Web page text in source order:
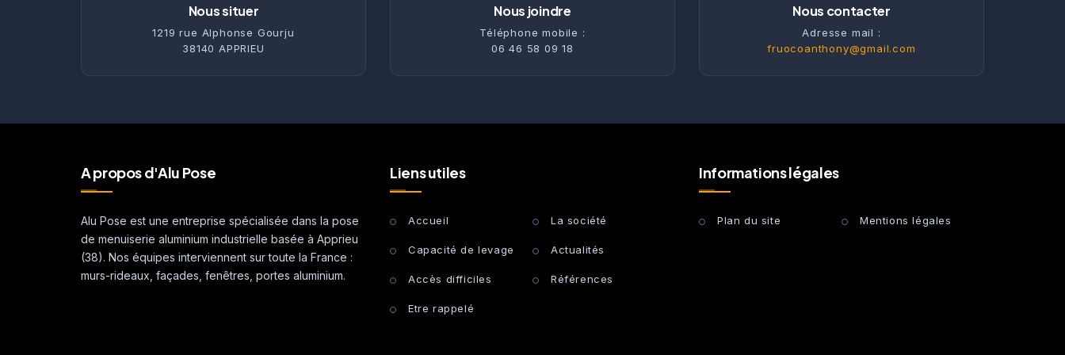
Nous situer
1219 rue Alphonse Gourju
38140 APPRIEU
Nous joindre
Téléphone mobile :
06 46 58 09 18
Nous contacter
Adresse mail :
fruocoanthony@gmail.com
A propos d'Alu Pose
Alu Pose est une entreprise spécialisée dans la pose
de menuiserie aluminium industrielle basée à Apprieu
(38). Nos équipes interviennent sur toute la France :
murs-rideaux, façades, fenêtres, portes aluminium.
Liens utiles
Accueil La société
Capacité de levage Actualités
Accès difficiles Références
Etre rappelé
Informations légales
Plan du site Mentions légales